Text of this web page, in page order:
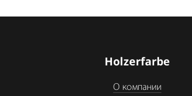
Holzerfarbe
О компании